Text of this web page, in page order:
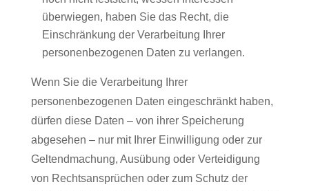
überwiegen, haben Sie das Recht, die
Einschränkung der Verarbeitung Ihrer
personenbezogenen Daten zu verlangen.
Wenn Sie die Verarbeitung Ihrer
personenbezogenen Daten eingeschränkt haben,
dürfen diese Daten – von ihrer Speicherung
abgesehen – nur mit Ihrer Einwilligung oder zur
Geltendmachung, Ausübung oder Verteidigung
von Rechtsansprüchen oder zum Schutz der